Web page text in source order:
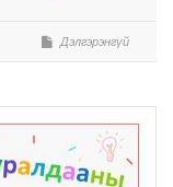
Дэлгэрэнгүй